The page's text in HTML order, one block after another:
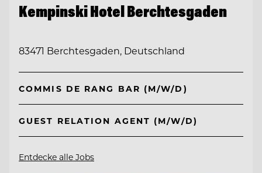
Kempinski Hotel Berchtesgaden
83471 Berchtesgaden, Deutschland
COMMIS DE RANG BAR (M/W/D)
GUEST RELATION AGENT (M/W/D)
Entdecke alle Jobs